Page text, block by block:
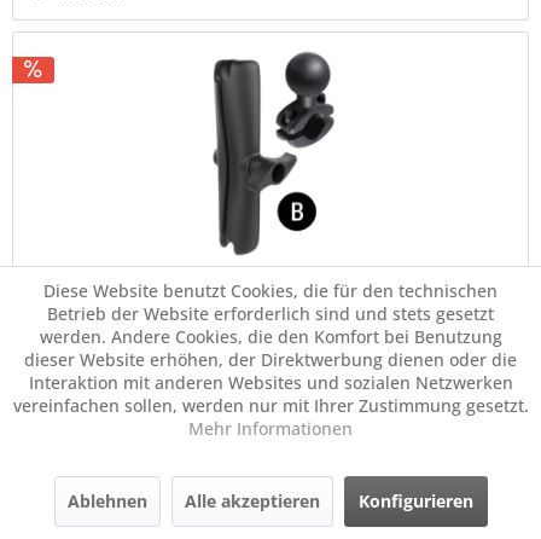
RAM Mounts Saugfuss-Set mit Diamond-
Anbindung
RAM Mounts Saugfuss-Set mit Diamond-Anbindung - langer
Verbindungsarm, 2x Diamond-Basisplatte (Trapez), B-Kugel
(1 Zoll), im Polybeutel
69,56 € *
Nettopreis: 58,45 €
Diese Website benutzt Cookies, die für den technischen
Betrieb der Website erforderlich sind und stets gesetzt
werden. Andere Cookies, die den Komfort bei Benutzung
dieser Website erhöhen, der Direktwerbung dienen oder die
Interaktion mit anderen Websites und sozialen Netzwerken
vereinfachen sollen, werden nur mit Ihrer Zustimmung gesetzt.
Mehr Informationen
Ablehnen Alle akzeptieren Konfigurieren